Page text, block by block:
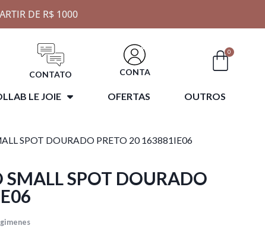
DE R$ 1000
CONTATO CONTA
0
LE JOIE OFERTAS OUTROS
SPOT DOURADO PRETO 20 163881IE06
SMALL SPOT DOURADO